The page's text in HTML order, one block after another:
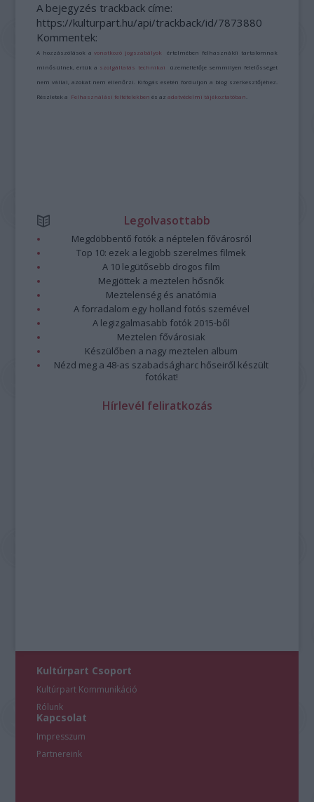
A bejegyzés trackback címe:
https://kulturpart.hu/api/trackback/id/7873880
Kommentek:
A hozzászólások avonatkozó jogszabályok értelmében felhasználói tartalomnak
minősülnek, értük a szolgáltatás technikai üzemeltetője semmilyen felelősséget
nem vállal, azokat nem ellenőrzi. Kifogás esetén forduljon a blog szerkesztőjéhez.
Részletek a Felhasználási feltételekben és azadatvédelmi tájékoztatóban
Legolvasottabb
Megdöbbentő fotók a néptelen fővárosról
Top 10: ezek a legjobb szerelmes filmek
A 10 legütősebb drogos film
Megjöttek a meztelen hősnők
Meztelenség és anatómia
A forradalom egy holland fotós szemével
A legizgalmasabb fotók 2015-ből
Meztelen fővárosiak
Készülőben a nagy meztelen album
Nézd meg a 48-as szabadságharc hőseiről készült
fotókat!
Hírlevél feliratkozás
Kultúrpart Csoport
Kultúrpart Kommunikáció
Rólunk
Kapcsolat
Impresszum
Partnereink